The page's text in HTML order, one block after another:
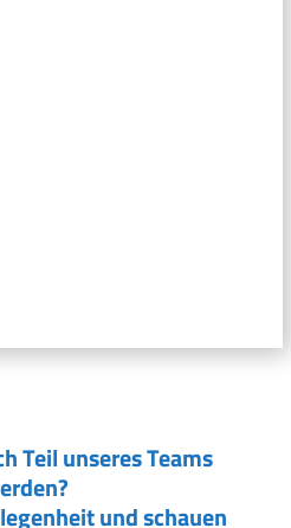
Teil unseres Teams
und schauen